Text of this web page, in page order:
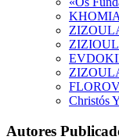
Christós
Autores